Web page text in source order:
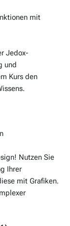
mit
Jedox-
und
Kurs den
Nutzen Sie
Ihrer
mit Grafiken.